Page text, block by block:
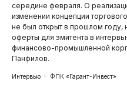
середине февраля. О
изменении концепции
не был открыт в прошлом году,
оферты для эмитента в
финансово-промышленной
Панфилов.
Интервью ФПК «Гарант-Инвест»